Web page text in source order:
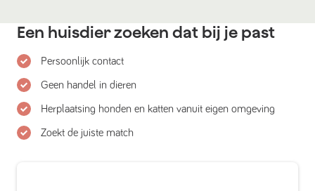
Een huisdier zoeken dat bij je past
Persoonlijk contact
Geen handel in dieren
Herplaatsing honden en katten vanuit eigen omgeving
Zoekt de juiste match